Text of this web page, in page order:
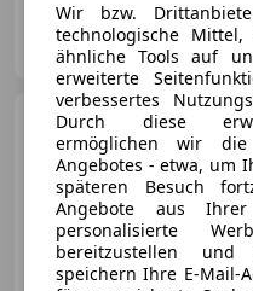
Autohaus Pestuka GmbH
AT-2225 Zistersdorf
Wir bzw.
technologische
ähnliche Tools auf
erweiterte
verbessertes
Durch diese
ermöglichen wir die
Angebotes - etwa, um
späteren Besuch
Angebote aus
personalisierte
bereitzustellen
speichern Ihre E-Mail-